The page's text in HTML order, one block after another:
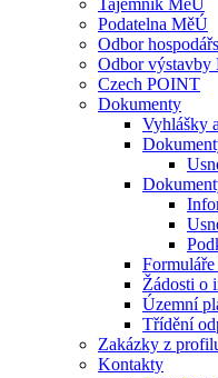
Tajemník MěÚ
Podatelna MěÚ
Odbor
Odbor výstavby
Czech POINT
Dokumenty
Vyhlášky
Formuláře
Žádosti o
Územní
Třídění
Zakázky z
Kontakty